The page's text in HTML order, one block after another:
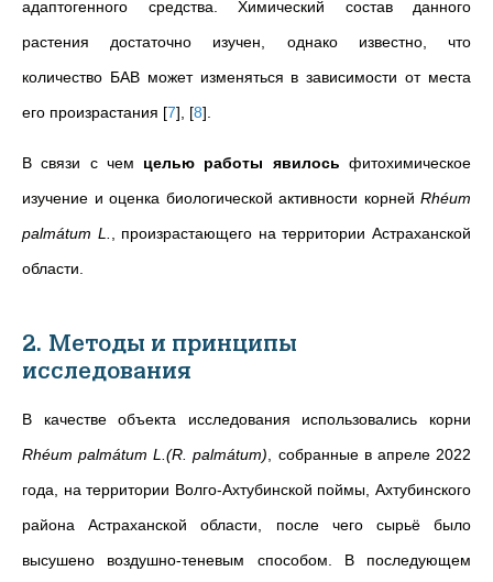
адаптогенного средства. Химический состав данного
растения достаточно изучен, однако известно, что
количество БАВ может изменяться в зависимости от места
его произрастания [7] [8]
В связи с чем целью работы явилось фитохимическое
изучение и оценка биологической активности корней Rhéum
palmátum L.
, произрастающего на территории Астраханской
области.
2. Методы и принципы
исследования
В качестве объекта исследования использовались корни
Rhéum palmátum L.(R. palmátum) , собранные в апреле 2022
года, на территории Волго-Ахтубинской поймы, Ахтубинского
района Астраханской области, после чего сырьё было
высушено воздушно-теневым способом. В последующем